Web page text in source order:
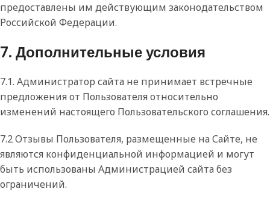
предоставлены им действующим законодательством
Российской Федерации.
7. Дополнительные условия
7.1. Администратор сайта не принимает встречные
предложения от Пользователя относительно
изменений настоящего Пользовательского соглашения.
7.2 Отзывы Пользователя, размещенные на Сайте, не
являются конфиденциальной информацией и могут
быть использованы Администрацией сайта без
ограничений.